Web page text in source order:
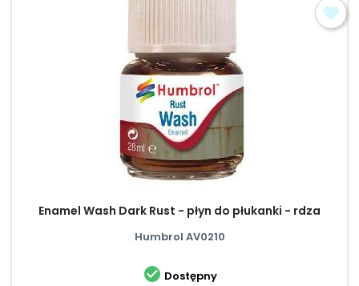
Enamel Wash Dark Rust - płyn do płukanki - rdza
Humbrol AV0210
 Dostępny